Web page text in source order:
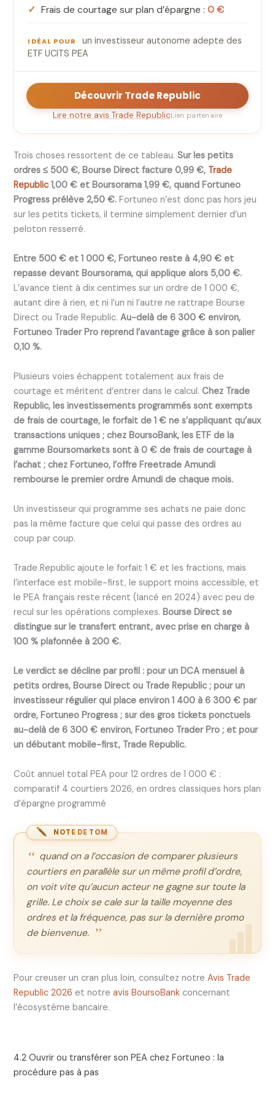
Frais de courtage sur plan d’épargne :0 €
IDÉAL POUR
un investisseur autonome adepte des
ETF UCITS PEA
Découvrir Trade Republic
Lire notre avis Trade RepublicLien partenaire
Trois choses ressortent de ce tableau. Sur les petits
ordres ≤ 500 €, Bourse Direct facture 0,99 €, Trade
Republic1,00 € et Boursorama 1,99 €, quand Fortuneo
Progress prélève 2,50 €. Fortuneo n’est donc pas hors jeu
sur les petits tickets, il termine simplement dernier d’un
peloton resserré.
Entre 500 € et 1 000 €, Fortuneo reste à 4,90 € et
repasse devant Boursorama, qui applique alors 5,00 €.
L’avance tient à dix centimes sur un ordre de 1 000 €,
autant dire à rien, et ni l’un ni l’autre ne rattrape Bourse
Direct ou Trade Republic.Au-delà de 6 300 € environ,
Fortuneo Trader Pro reprend l’avantage grâce à son palier
0,10 %.
Plusieurs voies échappent totalement aux frais de
courtage et méritent d’entrer dans le calcul.Chez Trade
Republic, les investissements programmés sont exempts
de frais de courtage, le forfait de 1 € ne s’appliquant qu’aux
transactions uniques ; chez BoursoBank, les ETF de la
gamme Boursomarkets sont à 0 € de frais de courtage à
l’achat ; chez Fortuneo, l’offre Freetrade Amundi
rembourse le premier ordre Amundi de chaque mois.
Un investisseur qui programme ses achats ne paie donc
pas la même facture que celui qui passe des ordres au
coup par coup.
Trade Republic ajoute le forfait 1 € et les fractions, mais
l’interface est mobile-first, le support moins accessible, et
le PEA français reste récent (lancé en 2024) avec peu de
recul sur les opérations complexes.Bourse Direct se
distingue sur le transfert entrant, avec prise en charge à
100 % plafonnée à 200 €.
Le verdict se décline par profil : pour un DCA mensuel à
petits ordres, Bourse Direct ou Trade Republic ; pour un
investisseur régulier qui place environ 1 400 à 6 300 € par
ordre, Fortuneo Progress ; sur des gros tickets ponctuels
au-delà de 6 300 € environ, Fortuneo Trader Pro ; et pour
un débutant mobile-first, Trade Republic.
Coût annuel total PEA pour 12 ordres de 1 000 € :
comparatif 4 courtiers 2026, en ordres classiques hors plan
d’épargne programmé
NOTE DE TOM
quand on a l’occasion de comparer plusieurs
courtiers en parallèle sur un même profil d’ordre,
on voit vite qu’aucun acteur ne gagne sur toute la
grille. Le choix se cale sur la taille moyenne des
ordres et la fréquence, pas sur la dernière promo
de bienvenue.
Pour creuser un cran plus loin, consultez notreAvis Trade
Republic 2026 et notreavis BoursoBank concernant
l’écosystème bancaire.
4.2 Ouvrir ou transférer son PEA chez Fortuneo : la
procédure pas à pas